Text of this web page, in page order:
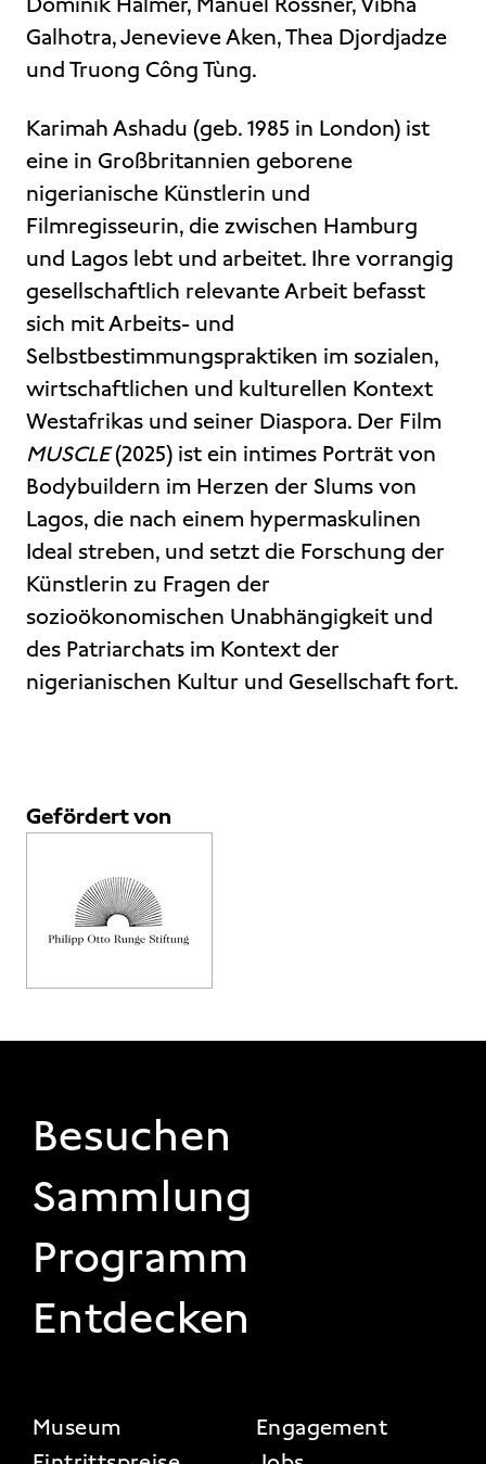
Galhotra, Jenevieve Aken, Thea Djordjadze
und Truong Công Tùng.
Karimah Ashadu (geb. 1985 in London) ist
eine in Großbritannien geborene
nigerianische Künstlerin und
Filmregisseurin, die zwischen Hamburg
und Lagos lebt und arbeitet. Ihre vorrangig
gesellschaftlich relevante Arbeit befasst
sich mit Arbeits- und
Selbstbestimmungspraktiken im sozialen,
wirtschaftlichen und kulturellen Kontext
Westafrikas und seiner Diaspora. Der Film
MUSCLE(2025) ist ein intimes Porträt von
Bodybuildern im Herzen der Slums von
Lagos, die nach einem hypermaskulinen
Ideal streben, und setzt die Forschung der
Künstlerin zu Fragen der
sozioökonomischen Unabhängigkeit und
des Patriarchats im Kontext der
nigerianischen Kultur und Gesellschaft fort.
Gefördert von
FOOTER 1
Besuchen
Sammlung
Programm
Entdecken
FOOTER 2
Museum
Engagement